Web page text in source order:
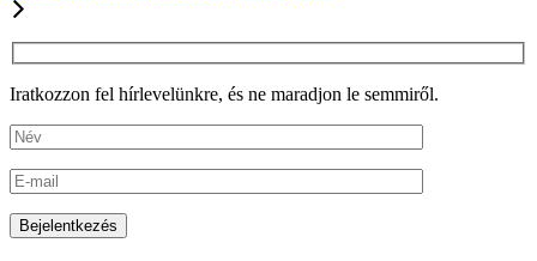
Iratkozzon fel hírlevelünkre, és ne maradjon le semmiről.